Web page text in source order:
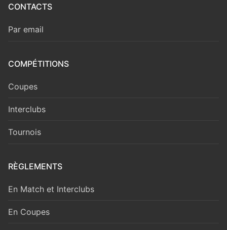
CONTACTS
Par email
COMPÉTITIONS
Coupes
Interclubs
Tournois
RÈGLEMENTS
En Match et Interclubs
En Coupes